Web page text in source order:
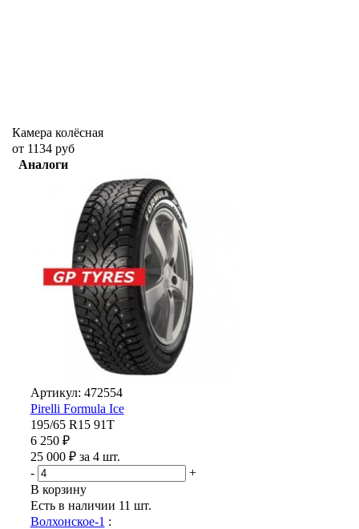
Камера колёсная
от 1134 руб
Аналоги
Артикул: 472554
Pirelli Formula Ice
195/65 R15 91T
6 250 ₽
25 000 ₽ за 4 шт.
-
+
В корзину
Есть в наличии 11 шт.
Волхонское-1 :